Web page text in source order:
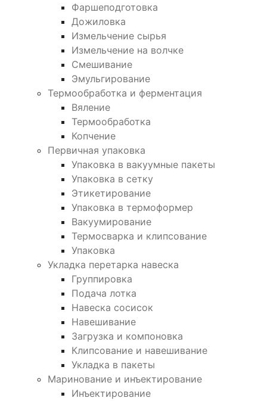
Фаршеподготовка
Дожиловка
Измельчение сырья
Измельчение на волчке
Смешивание
Эмульгирование
Термообработка и ферментация
Вяление
Термообработка
Копчение
Первичная упаковка
Упаковка в вакуумные пакеты
Упаковка в сетку
Этикетирование
Упаковка в термоформер
Вакуумирование
Термосварка и клипсование
Упаковка
Укладка перетарка навеска
Группировка
Подача лотка
Навеска сосисок
Навешивание
Загрузка и компоновка
Клипсование и навешивание
Укладка в пакеты
Маринование и инъектирование
Инъектирование